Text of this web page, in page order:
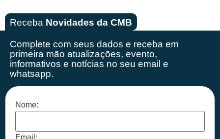
Receba Novidades da CMB
Complete com seus dados e receba em
primeira mão atualizações, evento,
informativos e notícias no seu email e
whatsapp.
Nome: